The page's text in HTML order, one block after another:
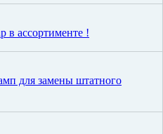
в ассортименте !
для замены штатного